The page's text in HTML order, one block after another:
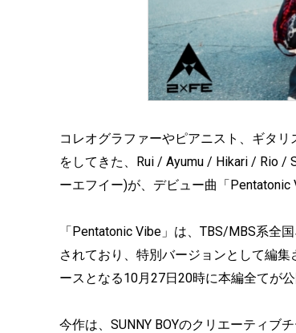
コレオグラファーやピアニスト、ギタ
をしてきた、Rui / Ayumu / Hikari / Rio /
ーエフイー)が、デビュー曲「Pentatonic
「Pentatonic Vibe」は、TBS/MBS系全
されており、特別バージョンとして編
ースとなる10月27日20時に本編全てが公
今作は、SUNNY BOYのクリエーティブ